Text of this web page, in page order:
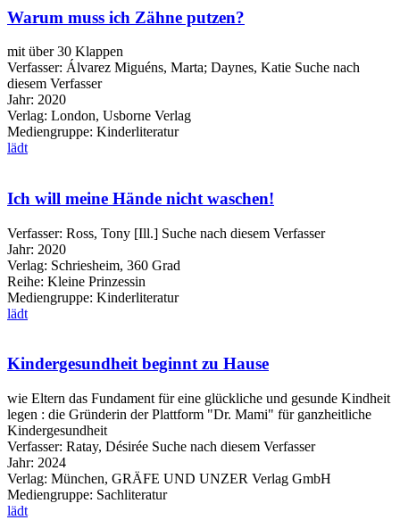
Warum muss ich Zähne putzen?
mit über 30 Klappen
Verfasser: Álvarez Miguéns, Marta; Daynes, Katie Suche nach
diesem Verfasser
Jahr: 2020
Verlag: London, Usborne Verlag
Mediengruppe: Kinderliteratur
lädt
Ich will meine Hände nicht waschen!
Verfasser: Ross, Tony [Ill.] Suche nach diesem Verfasser
Jahr: 2020
Verlag: Schriesheim, 360 Grad
Reihe: Kleine Prinzessin
Mediengruppe: Kinderliteratur
lädt
Kindergesundheit beginnt zu Hause
wie Eltern das Fundament für eine glückliche und gesunde Kindheit
legen : die Gründerin der Plattform "Dr. Mami" für ganzheitliche
Kindergesundheit
Verfasser: Ratay, Désirée Suche nach diesem Verfasser
Jahr: 2024
Verlag: München, GRÄFE UND UNZER Verlag GmbH
Mediengruppe: Sachliteratur
lädt